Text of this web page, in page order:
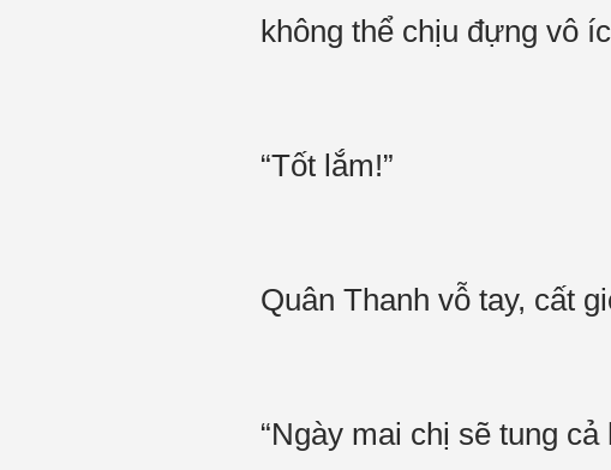
không thể chịu đựng vô
“Tốt lắm!”
Quân Thanh vỗ tay, cất
“Ngày mai chị sẽ tung